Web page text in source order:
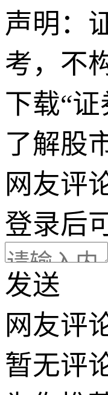
声明：
考，不
下载“
了解股
网友评
登录后
发送
网友评
暂无评